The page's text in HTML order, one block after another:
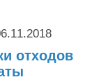
отходов